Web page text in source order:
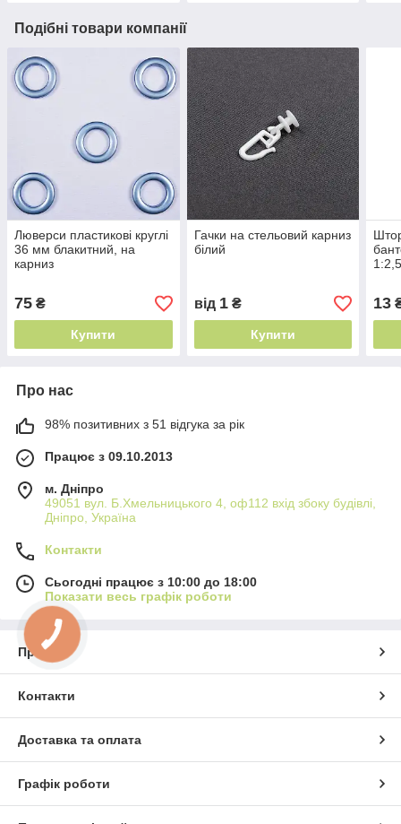
Подібні товари компанії
Люверси пластикові круглі
36 мм блакитний, на
карниз
75 ₴
Купити
Гачки на стельовий карниз
білий
від 1₴
Купити
13
Про нас
98% позитивних з 51 відгука за рік
Працює з 09.10.2013
м. Дніпро
49051 вул. Б.Хмельницького 4, оф112 вхід збоку будівлі,
Дніпро, Україна
Контакти
Сьогодні працює з 10:00 до 18:00
Показати весь графік роботи
Про нас
Контакти
Доставка та оплата
Графік роботи